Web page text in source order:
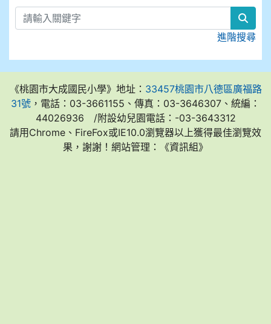
進階搜尋
《桃園市大成國民小學》地址： 33457桃園市八德區廣福路
31號 ，電話：03-3661155、傳真：03-3646307、統編：
44026936 /附設幼兒園電話：-03-3643312
請用Chrome、FireFox或IE10.0瀏覽器以上獲得最佳瀏覽效
果，謝謝！網站管理：《資訊組》